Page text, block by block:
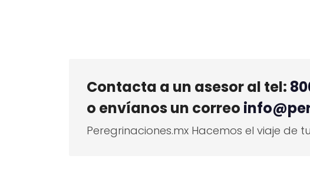
Contacta a un asesor al tel:
o envíanos un correo
Peregrinaciones.mx Hacemos el viaje de